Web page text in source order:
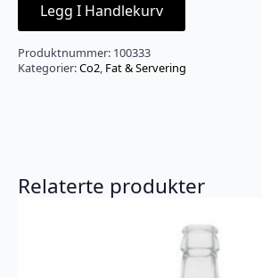
Legg I Handlekurv
Produktnummer: 100333
Kategorier:Co2, Fat & Servering
Relaterte produkter